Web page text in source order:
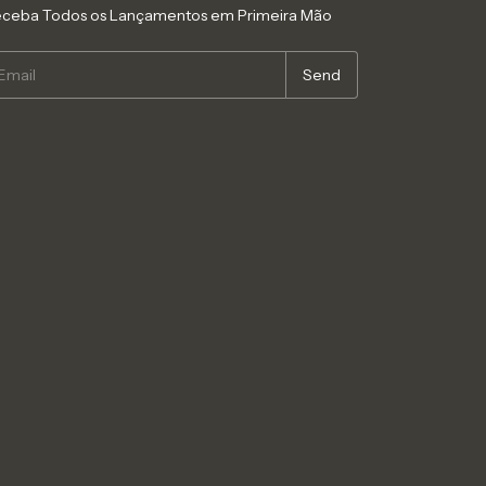
Todos os Lançamentos em Primeira Mão